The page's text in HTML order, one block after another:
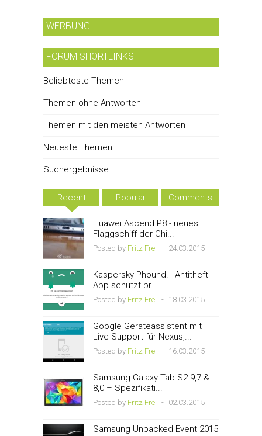
WERBUNG
FORUM SHORTLINKS
Beliebteste Themen
Themen ohne Antworten
Themen mit den meisten Antworten
Neueste Themen
Suchergebnisse
Recent Popular Comments
Huawei Ascend P8 - neues
Flaggschiff der Chi...
Posted by Fritz Frei - 24.03.2015
Kaspersky Phound! - Antitheft
App schützt pr...
Posted by Fritz Frei - 18.03.2015
Google Geräteassistent mit
Live Support für Nexus,...
Posted by Fritz Frei - 16.03.2015
Samsung Galaxy Tab S2 9,7 &
8,0 – Spezifikati...
Posted by Fritz Frei - 02.03.2015
Samsung Unpacked Event 2015